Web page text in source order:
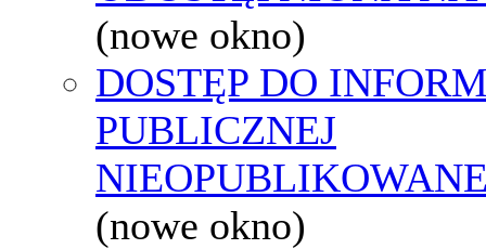
(nowe okno)
DOSTĘP DO
PUBLICZNEJ
(nowe okno)